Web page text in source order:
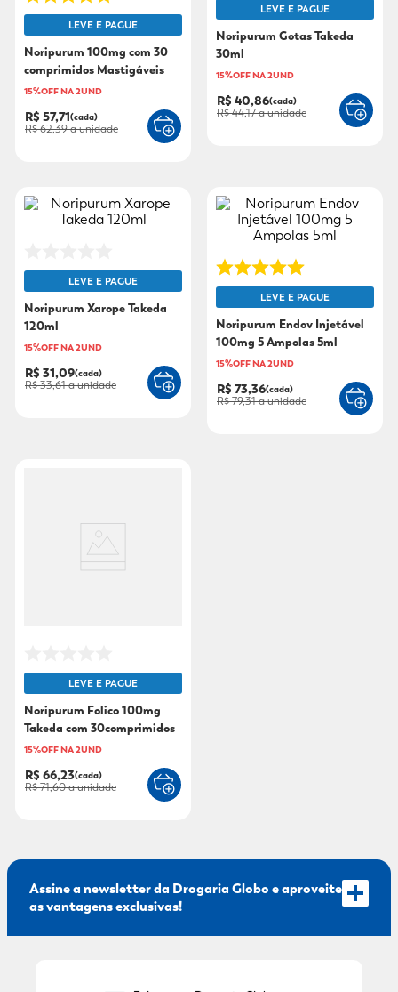
9 º
mounjaro
10º fralda xg
LEVE E PAGUE
Noripurum 100mg com 30
comprimidos Mastigáveis
15%OFF NA 2UND
R$ 57,71(cada)
R$ 62,39a unidade
LEVE E PAGUE
Noripurum Gotas Takeda
30ml
15%OFF NA 2UND
R$ 40,86(cada)
R$ 44,17a unidade
LEVE E PAGUE
Noripurum Xarope Takeda
120ml
15%OFF NA 2UND
R$ 31,09(cada)
R$ 33,61a unidade
LEVE E PAGUE
Noripurum Endov Injetável
100mg 5 Ampolas 5ml
15%OFF NA 2UND
R$ 73,36(cada)
R$ 79,31a unidade
LEVE E PAGUE
Noripurum Folico 100mg
Takeda com 30comprimidos
15%OFF NA 2UND
R$ 66,23(cada)
R$ 71,60a unidade
Assine a newsletter da Drogaria Globo e aproveite
as vantagens exclusivas!